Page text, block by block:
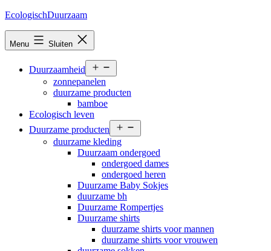
Ga
inhoud
EcologischDuurzaam
Menu Sluiten
Duurzaamheid
menu
zonnepanelen
duurzame producten
bamboe
Ecologisch leven
Duurzame producten
menu
duurzame kleding
Duurzaam ondergoed
ondergoed dames
ondergoed heren
Duurzame Baby Sokjes
duurzame bh
Duurzame Rompertjes
Duurzame shirts
duurzame shirts voor mannen
duurzame shirts voor vrouwen